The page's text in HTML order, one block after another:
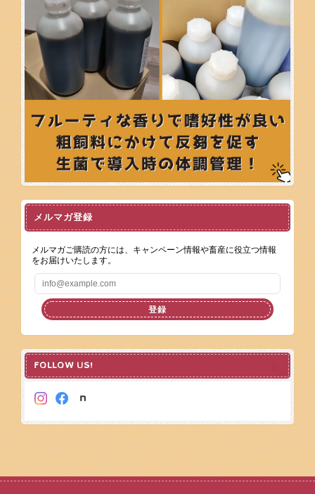
メルマガ登録
メルマガご購読の方には、キャンペーン情報や畜産に役立つ情報
をお届けいたします。
登録
FOLLOW US!